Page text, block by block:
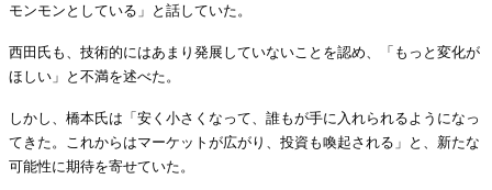
モンモンとしている」と話していた。
西田氏も、技術的にはあまり発展していないことを認め、「もっと変化が
ほしい」と不満を述べた。
しかし、橋本氏は「安く小さくなって、誰もが手に入れられるようになっ
てきた。これからはマーケットが広がり、投資も喚起される」と、新たな
可能性に期待を寄せていた。